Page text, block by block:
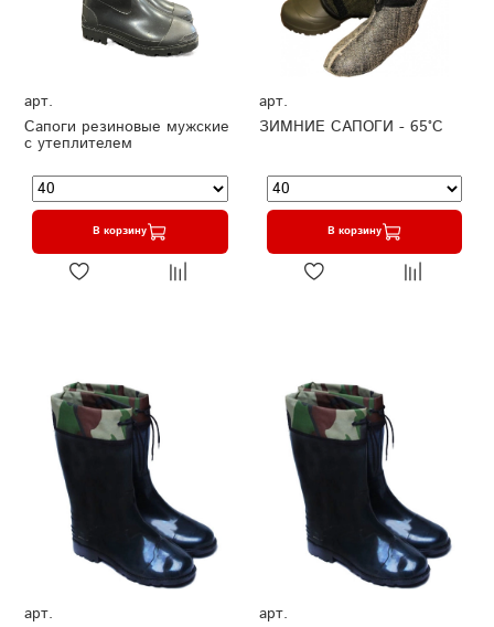
арт.
Сапоги резиновые мужские
с утеплителем
В корзину
арт.
ЗИМНИЕ САПОГИ - 65°C
В корзину
арт.
арт.